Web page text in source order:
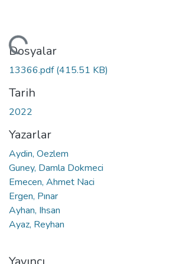
Dosyalar
13366.pdf(415.51 KB)
Tarih
2022
Yazarlar
Aydin, Oezlem
Guney, Damla Dokmeci
Emecen, Ahmet Naci
Ergen, Pınar
Ayhan, Ihsan
Ayaz, Reyhan